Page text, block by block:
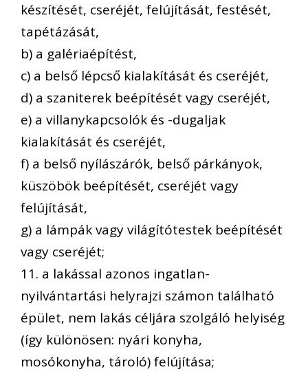
készítését, cseréjét, felújítását, festését,
tapétázását,
b) a galériaépítést,
c) a belső lépcső kialakítását és cseréjét,
d) a szaniterek beépítését vagy cseréjét,
e) a villanykapcsolók és -dugaljak
kialakítását és cseréjét,
f) a belső nyílászárók, belső párkányok,
küszöbök beépítését, cseréjét vagy
felújítását,
g) a lámpák vagy világítótestek beépítését
vagy cseréjét;
11. a lakással azonos ingatlan-
nyilvántartási helyrajzi számon található
épület, nem lakás céljára szolgáló helyiség
(így különösen: nyári konyha,
mosókonyha, tároló) felújítása;